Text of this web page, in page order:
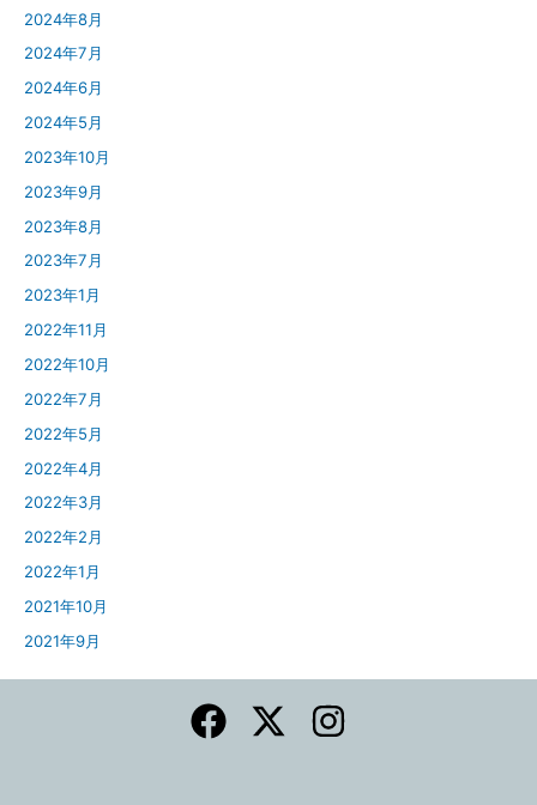
2024年8月
2024年7月
2024年6月
2024年5月
2023年10月
2023年9月
2023年8月
2023年7月
2023年1月
2022年11月
2022年10月
2022年7月
2022年5月
2022年4月
2022年3月
2022年2月
2022年1月
2021年10月
2021年9月